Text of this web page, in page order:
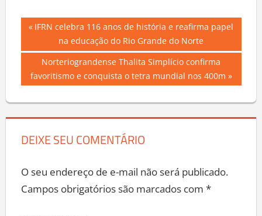
Navegação
de
Post
Previous
IFRN celebra 116 anos de história e reafirma papel
na educação do Rio Grande do Norte
Next
Post:
Norteriograndense Thalita Simplício confirma
favoritismo e conquista o tetra mundial nos 400m
DEIXE SEU COMENTÁRIO
O seu endereço de e-mail não será publicado.
Campos obrigatórios são marcados com *